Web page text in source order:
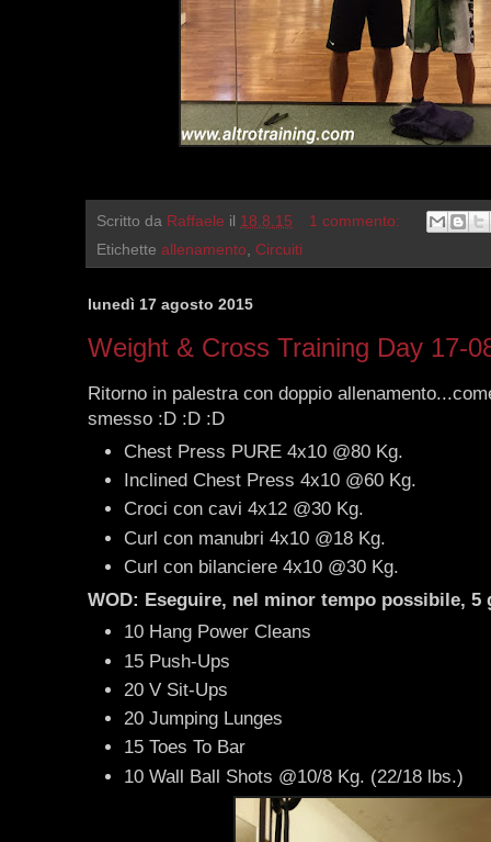
Scritto da Raffaele il 18.8.15
1 commento:
Etichette allenamento, Circuiti
lunedì 17 agosto 2015
Weight & Cross Training Day 17-
Ritorno in palestra con doppio
smesso :D :D :D
Chest Press PURE 4x10 @80 Kg.
Inclined Chest Press 4x10 @60 Kg.
Croci con cavi 4x12 @30 Kg.
Curl con manubri 4x10 @18 Kg.
Curl con bilanciere 4x10 @30 Kg.
WOD: Eseguire, nel minor tempo possibile,
10 Hang Power Cleans
15 Push-Ups
20 V Sit-Ups
20 Jumping Lunges
15 Toes To Bar
10 Wall Ball Shots @10/8 Kg. (22/18 lbs.)